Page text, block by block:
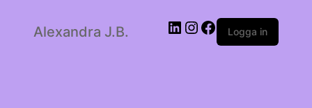
Alexandra J.B. LinkedIn
Instagram
Facebook
Logga in